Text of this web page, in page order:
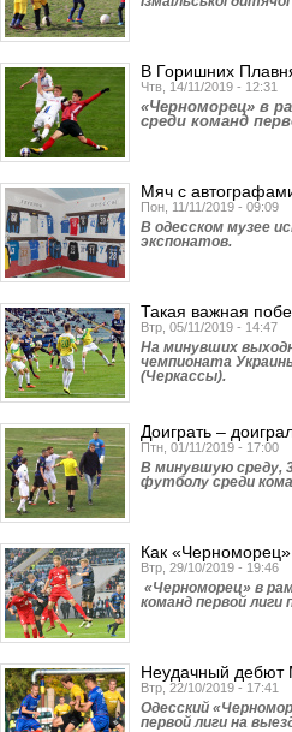
В Горишних
Чтв, 14/11/2019 - 12:31
«Черноморец» в
среди команд
Мяч с
Пон, 11/11/2019 - 09:09
В одесском музее
экспонатов.
Такая важная
Втр, 05/11/2019 - 14:47
На минувших
чемпионата
(Черкассы).
Доиграть –
Птн, 01/11/2019 - 17:00
В минувшую среду,
футболу среди
Как
Втр, 29/10/2019 - 19:46
«Черноморец» в
команд первой
Неудачный дебют
Втр, 22/10/2019 - 17:41
Одесский
первой лиги на